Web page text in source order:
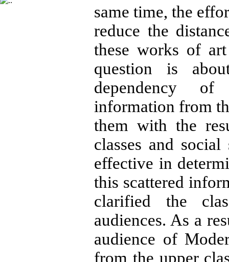
same time, the
reduce the
these works of
question is
dependency of
information from
them with the
classes and
effective in
this scattered
clarified the
audiences. As a
audience of
from the upper